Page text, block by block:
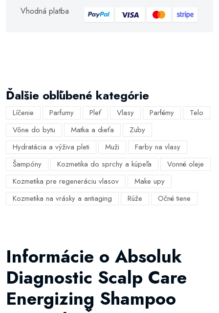
Vhodná platba
Ďalšie obľúbené kategórie
Líčenie Parfumy Pleť Vlasy Parfémy
Telo
Vône do bytu
Matka a dieťa
Zuby
Hydratácia a výživa pleti
Muži
Farby na vlasy
Šampóny
Kozmetika do sprchy a kúpeľa
Vonné oleje
Kozmetika pre regeneráciu vlasov
Make upy
Kozmetika na vrásky a antiaging
Rúže Očné tiene
Informácie o Absoluk
Diagnostic Scalp Care
Energizing Shampoo